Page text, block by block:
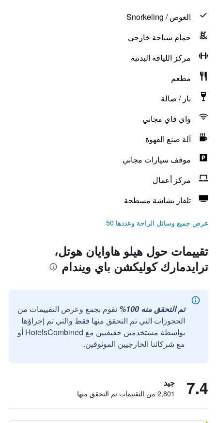
الغوص / Snorkeling
حمام سباحة خارجي
مركز اللياقة البدنية
مطعم
بار / صالة
واي فاي مجاني
آلة صنع القهوة
موقف سيارات مجاني
مركز أعمال
تلفاز بشاشة مسطحة
عرض جميع وسائل الراحة وعددها 50
تقييمات حول هيلو هاوايان هوتل،
ترايدمارك كوليكشن باي ويندام
تم التحقق منه 100%
نقوم بجمع وعرض التقييمات من
الحجوزات التي تم التحقق منها فقط والتي تم إجراؤها
بواسطة مستخدمين حقيقيين مع HotelsCombined أو
مع شركائنا الخارجيين الموثوقين.
7.4 جيد
2,801 من التقييمات تم التحقق منها